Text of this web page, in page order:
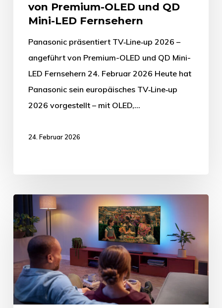
von Premium-OLED und QD
Mini-LED Fernsehern
Panasonic präsentiert TV‑Line‑up 2026 –
angeführt von Premium-OLED und QD Mini-
LED Fernsehern 24. Februar 2026 Heute hat
Panasonic sein europäisches TV‑Line‑up
2026 vorgestellt – mit OLED,…
24. Februar 2026